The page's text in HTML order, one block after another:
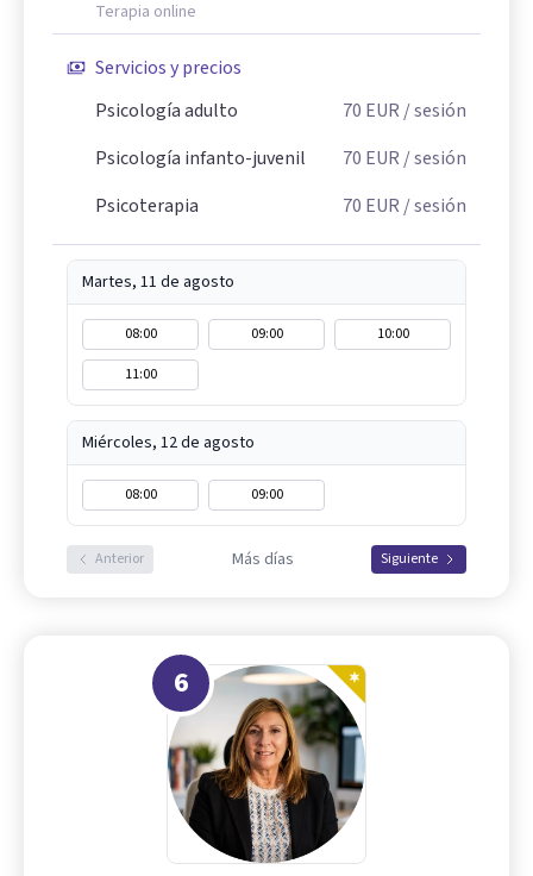
Terapia online
Servicios y precios
Psicología adulto
70 EUR / sesión
Psicología infanto-juvenil
70 EUR / sesión
Psicoterapia
70 EUR / sesión
Martes, 11 de agosto
08:00 09:00
10:00
11:00
Miércoles, 12 de agosto
08:00 09:00
Anterior Más días Siguiente
6